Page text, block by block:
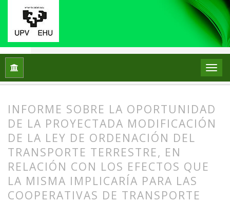
Inicio
INFORME SOBRE LA OPORTUNIDAD
DE LA PROYECTADA MODIFICACIÓN
DE LA LEY DE ORDENACIÓN DEL
TRANSPORTE TERRESTRE, EN
RELACIÓN CON LOS EFECTOS QUE
LA MISMA IMPLICARÍA PARA LAS
COOPERATIVAS DE TRANSPORTE